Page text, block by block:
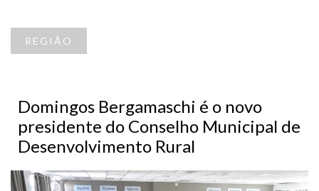
REGIÃO
Domingos Bergamaschi é o novo
presidente do Conselho Municipal de
Desenvolvimento Rural